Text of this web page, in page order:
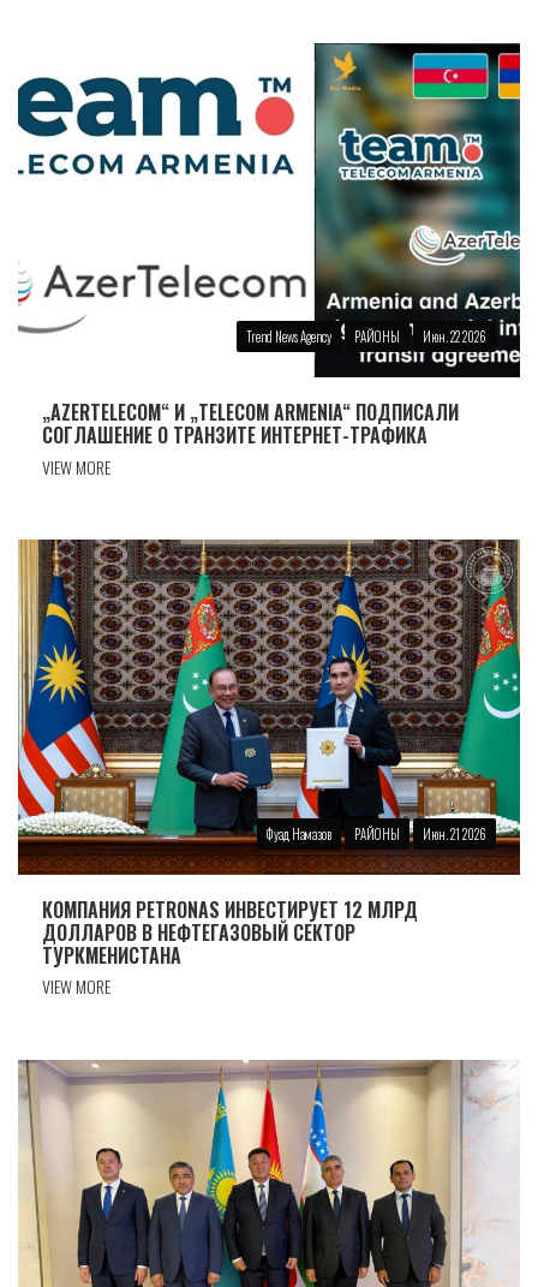
Trend News Agency РАЙОНЫ Июн. 22 2026
„AZERTELECOM“ И „TELECOM ARMENIA“ ПОДПИСАЛИ
СОГЛАШЕНИЕ О ТРАНЗИТЕ ИНТЕРНЕТ-ТРАФИКА
VIEW MORE
Фуад Намазов РАЙОНЫ Июн. 21 2026
КОМПАНИЯ PETRONAS ИНВЕСТИРУЕТ 12 МЛРД
ДОЛЛАРОВ В НЕФТЕГАЗОВЫЙ СЕКТОР
ТУРКМЕНИСТАНА
VIEW MORE